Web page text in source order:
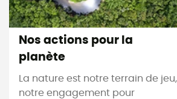
Nos actions pour la
planète
La nature est notre terrain de jeu,
notre engagement pour